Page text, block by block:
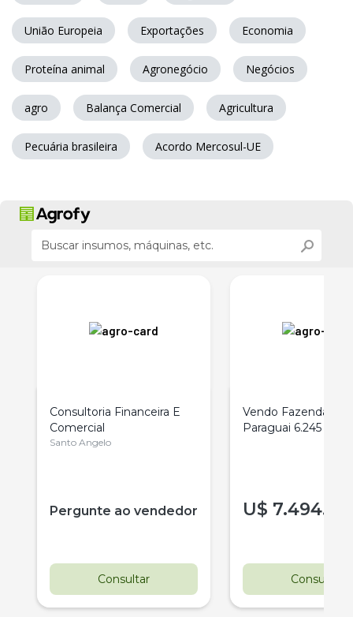
União Europeia Exportações Economia
Proteína animal Agronegócio Negócios
agro Balança Comercial Agricultura
Pecuária brasileira Acordo Mercosul-UE
Consultoria Financeira E
Comercial
Santo Angelo
Pergunte ao vendedor
Consultar
Vendo Fazenda No
Paraguai 6.245
U$
Consultar